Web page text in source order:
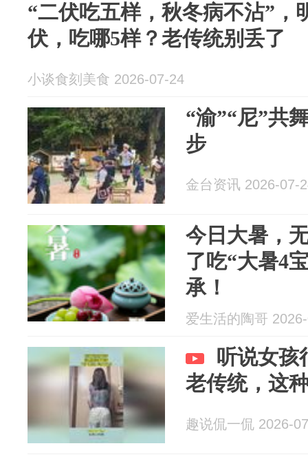
“二伏吃五样，秋冬病不沾”，
伏，吃哪5样？老传统别丢了
小谈食刻美食 2026-07-24
“渝”“尼”共
步
金台资讯 2026-07-
今日大暑，
了吃“大暑4
承！
爱生活的陶哥
听说女孩
老传统，这
趣说侃一侃 2026-